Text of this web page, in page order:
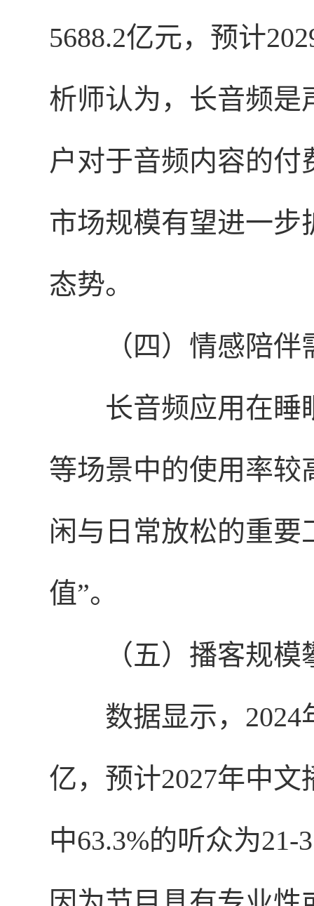
5688.2亿元，预计
析师认为，长音频是
户对于音频内容的
市场规模有望进一
态势。
（四）情感陪伴
长音频应用在睡
等场景中的使用率较
闲与日常放松的重要
值”。
（五）播客规模
数据显示，
亿，预计2027年中
中63.3%的听众为